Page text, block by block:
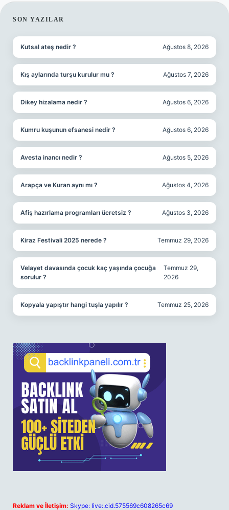
SIDEBAR
SON YAZILAR
Kutsal ateş nedir ? Ağustos 8, 2026
Kış aylarında turşu kurulur mu ? Ağustos 7, 2026
Dikey hizalama nedir ? Ağustos 6, 2026
Kumru kuşunun efsanesi nedir ? Ağustos 6, 2026
Avesta inancı nedir ? Ağustos 5, 2026
Arapça ve Kuran aynı mı ? Ağustos 4, 2026
Afiş hazırlama programları ücretsiz ? Ağustos 3, 2026
Kiraz Festivali 2025 nerede ? Temmuz 29, 2026
Velayet davasında çocuk kaç yaşında çocuğa
sorulur ?
Temmuz 29,
2026
Kopyala yapıştır hangi tuşla yapılır ? Temmuz 25, 2026
Reklam ve İletişim: Skype: live:.cid.575569c608265c69